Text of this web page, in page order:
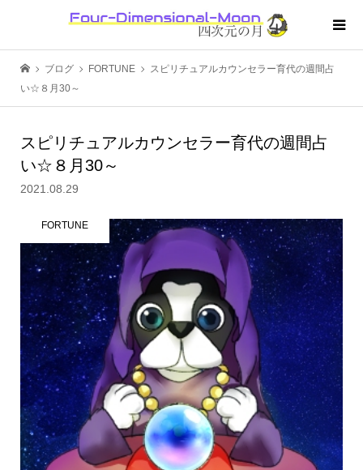
ブログ FORTUNE
スピリチュアルカウンセラー育代の週間占
い☆８月30～
スピリチュアルカウンセラー育代の週間占
い☆８月30～
2021.08.29
FORTUNE